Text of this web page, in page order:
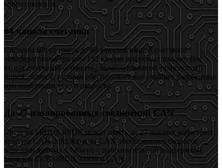
сопротивления.
64 канала счетчика
Системы могут иметь до 64 каналов входов счетчика/
энкодера/тахометра или 192 канала цифровых входов. Все
входы счетчиков оснащены запатентованной технологией
SuperCounter®, которая обеспечивает высочайшее разрешение
при измерении угла и скорости.
До 27 изолированных соединений CAN
Система SIRIUS R8DB может иметь до 27 высокоскоростных
каналов CAN 2.0b. Каналы CAN обеспечивают скорость
передачи данных 1 Мбит/с с дополнительной поддержкой
выходов CCP, OBDII, J1939 и CAN.